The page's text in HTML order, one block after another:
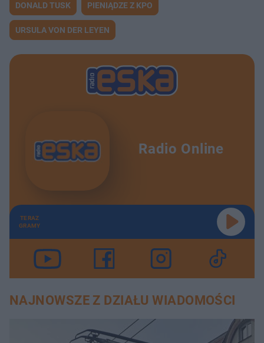
DONALD TUSK PIENIĄDZE Z KPO
URSULA VON DER LEYEN
Radio Online
TERAZ
GRAMY
NAJNOWSZE Z DZIAŁU WIADOMOŚCI